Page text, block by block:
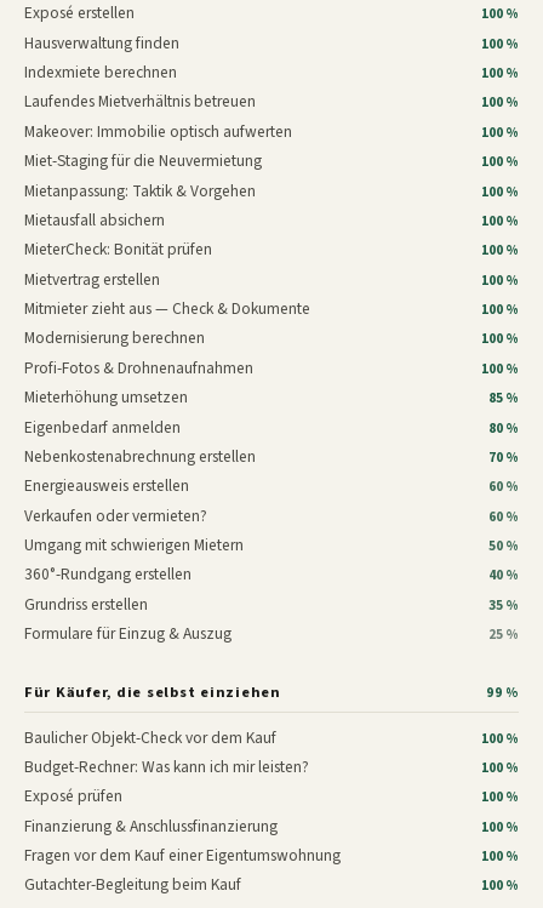
Exposé erstellen 100 %
Hausverwaltung finden 100 %
Indexmiete berechnen 100 %
Laufendes Mietverhältnis betreuen 100 %
Makeover: Immobilie optisch aufwerten 100 %
Miet-Staging für die Neuvermietung 100 %
Mietanpassung: Taktik & Vorgehen 100 %
Mietausfall absichern 100 %
MieterCheck: Bonität prüfen 100 %
Mietvertrag erstellen 100 %
Mitmieter zieht aus — Check & Dokumente 100 %
Modernisierung berechnen 100 %
Profi-Fotos & Drohnenaufnahmen 100 %
Mieterhöhung umsetzen 85 %
Eigenbedarf anmelden 80 %
Nebenkostenabrechnung erstellen 70 %
Energieausweis erstellen 60 %
Verkaufen oder vermieten? 60 %
Umgang mit schwierigen Mietern 50 %
360°-Rundgang erstellen 40 %
Grundriss erstellen 35 %
Formulare für Einzug & Auszug 25 %
Für Käufer, die selbst einziehen 99 %
Baulicher Objekt-Check vor dem Kauf 100 %
Budget-Rechner: Was kann ich mir leisten? 100 %
Exposé prüfen 100 %
Finanzierung & Anschlussfinanzierung 100 %
Fragen vor dem Kauf einer Eigentumswohnung 100 %
Gutachter-Begleitung beim Kauf 100 %